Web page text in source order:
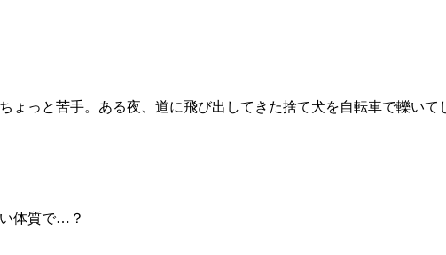
ょっと苦手。ある夜、道に飛び出してきた捨て犬を自転車で轢い
体質で…？